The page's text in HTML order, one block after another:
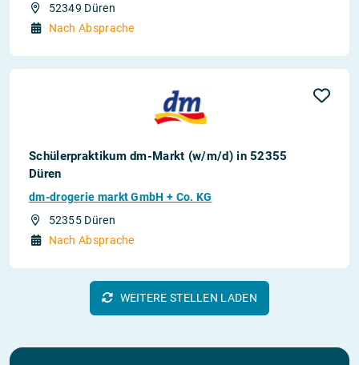
52349 Düren
Nach Absprache
Schülerpraktikum dm-Markt (w/m/d) in 52355
Düren
dm-drogerie markt GmbH + Co. KG
52355 Düren
Nach Absprache
WEITERE STELLEN LADEN